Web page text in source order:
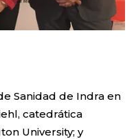
Sanidad de Indra en
catedrática
University; y